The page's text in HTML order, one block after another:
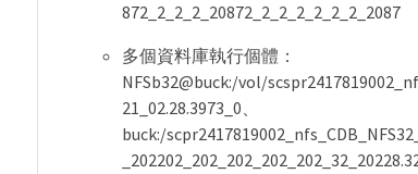
872_2_2_2_20872_2_2_2_2_2_2_2087
多個資料庫執行個體：
NFSb32@buck:/vol/
21_02.28.3973_0、
buck:/